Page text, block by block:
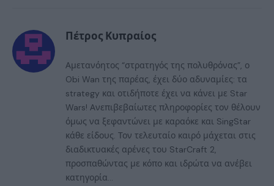
Πέτρος Κυπραίος
Αμετανόητος “στρατηγός της πολυθρόνας”, ο
Obi Wan της παρέας, έχει δύο αδυναμίες: τα
strategy και οτιδήποτε έχει να κάνει με Star
Wars! Ανεπιβεβαίωτες πληροφορίες τον θέλουν
όμως να ξεφαντώνει με καραόκε και SingStar
κάθε είδους. Τον τελευταίο καιρό μάχεται στις
διαδικτυακές αρένες του StarCraft 2,
προσπαθώντας με κόπο και ιδρώτα να ανέβει
κατηγορία...